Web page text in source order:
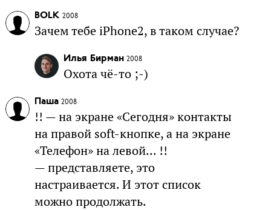
BOLK 2008
Зачем тебе iPhone2, в таком случае?
Илья Бирман 2008
Охота чё-то ;-)
Паша 2008
!! — на экране «Сегодня» контакты
на правой soft-кнопке, а на экране
«Телефон» на левой... !!
— представляете, это
настраивается. И этот список
можно продолжать.